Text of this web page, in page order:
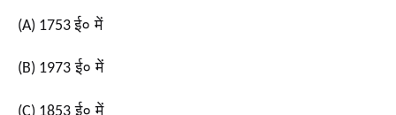
(A) 1753ई० में
(B) 1973 ई० में
ई० में